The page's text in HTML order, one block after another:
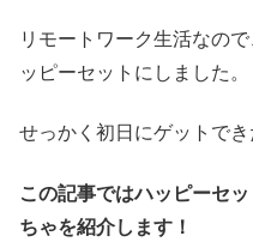
リモートワーク生活なの
ッピーセットにしました。
せっかく初日にゲットでき
この記事ではハッピーセ
ちゃを紹介します！